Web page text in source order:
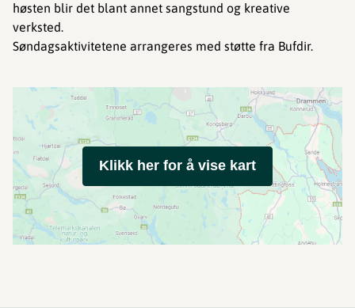
høsten blir det blant annet sangstund og kreative
verksted.
Søndagsaktivitetene arrangeres med støtte fra Bufdir.
Klikk her for å vise kart